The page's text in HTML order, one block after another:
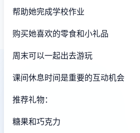
帮助她完成学校作业
购买她喜欢的零食和小礼品
周末可以一起出去游玩
课间休息时间是重要的互动机会
推荐礼物：
糖果和巧克力